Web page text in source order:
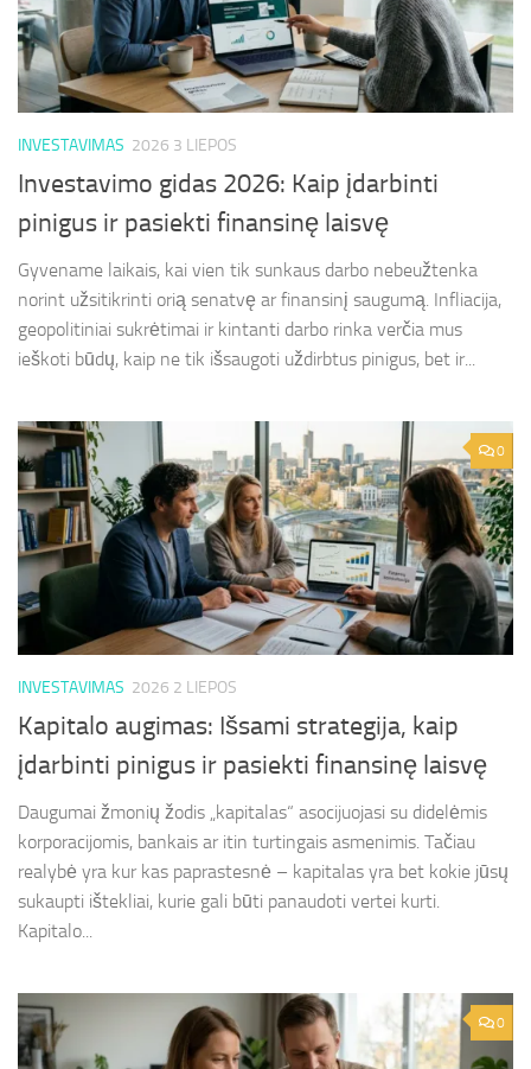
INVESTAVIMAS 2026 3 LIEPOS
Investavimo gidas 2026: Kaip įdarbinti
pinigus ir pasiekti finansinę laisvę
Gyvename laikais, kai vien tik sunkaus darbo nebeužtenka
norint užsitikrinti orią senatvę ar finansinį saugumą. Infliacija,
geopolitiniai sukrėtimai ir kintanti darbo rinka verčia mus
ieškoti būdų, kaip ne tik išsaugoti uždirbtus pinigus, bet ir...
0
INVESTAVIMAS 2026 2 LIEPOS
Kapitalo augimas: Išsami strategija, kaip
įdarbinti pinigus ir pasiekti finansinę laisvę
Daugumai žmonių žodis „kapitalas“ asocijuojasi su didelėmis
korporacijomis, bankais ar itin turtingais asmenimis. Tačiau
realybė yra kur kas paprastesnė – kapitalas yra bet kokie jūsų
sukaupti ištekliai, kurie gali būti panaudoti vertei kurti.
Kapitalo...
0